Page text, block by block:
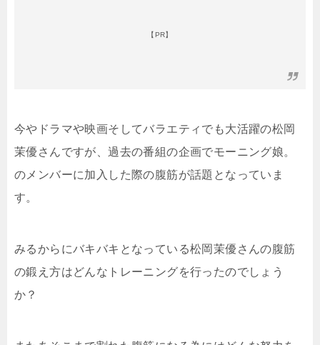
【PR】
今やドラマや映画そしてバラエティでも大活躍の松岡
茉優さんですが、過去の番組の企画でモーニング娘。
のメンバーに加入した際の腹筋が話題となっていま
す。
みるからにバキバキとなっている松岡茉優さんの腹筋
の鍛え方はどんなトレーニングを行ったのでしょう
か？